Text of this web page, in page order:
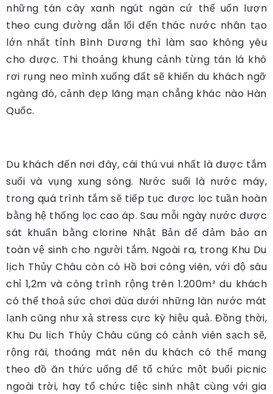
những tán cây xanh ngút ngàn cứ thế uốn lượn
theo cung đường dẫn lối đến thác nước nhân tạo
lớn nhất tỉnh Bình Dương thì làm sao không yêu
cho được. Thi thoảng khung cảnh từng tán lá khô
rơi rụng neo mình xuống đất sẽ khiến du khách ngỡ
ngàng đó, cảnh đẹp lãng mạn chẳng khác nào Hàn
Quốc.
Du khách đến nơi đây, cái thú vui nhất là được tắm
suối và vụng xung sóng. Nước suối là nước máy,
trong quá trình tắm sẽ tiếp tục được lọc tuần hoàn
bằng hệ thống lọc cao áp. Sau mỗi ngày nước được
sát khuẩn bằng clorine Nhật Bản để đảm bảo an
toàn vệ sinh cho người tắm. Ngoài ra, trong Khu Du
lịch Thủy Châu còn có Hồ bơi công viên, với độ sâu
chỉ 1,2m và công trình rộng trên 1.200m² du khách
có thể thoả sức chơi đùa dưới những làn nước mát
lạnh cũng như xả stress cực kỳ hiệu quả. Đồng thời,
Khu Du lịch Thủy Châu cũng có cảnh viên sạch sẽ,
rộng rãi, thoáng mát nên du khách có thể mang
theo đồ ăn thức uống để tổ chức một buổi picnic
ngoài trời, hay tổ chức tiệc sinh nhật cùng với gia